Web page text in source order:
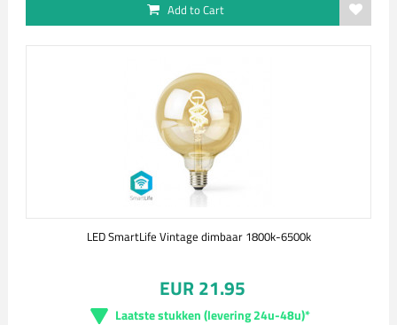
Add to Cart
LED SmartLife Vintage dimbaar 1800k-6500k
EUR 21.95
Laatste stukken (levering 24u-48u)*